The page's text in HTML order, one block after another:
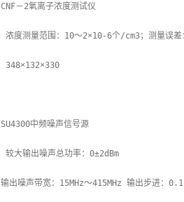
CNF－2氧离子浓度测试仪
SU4300中频噪声信号源
输出噪声带宽：15MHz～415MHz 输出步进：0.1